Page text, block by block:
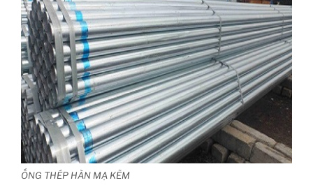
ỐNG THÉP HÀN MẠ KẼM